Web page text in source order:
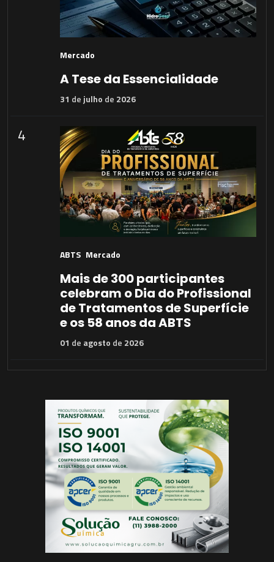
Mercado
A Tese da Essencialidade
31 de julho de 2026
4
ABTS Mercado
Mais de 300 participantes
celebram o Dia do Profissional
de Tratamentos de Superfície
e os 58 anos da ABTS
01 de agosto de 2026